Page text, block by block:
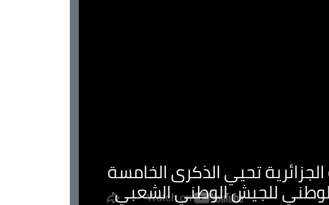
الجزائرية تحيي الذكرى الخامسة
للجيش الوطني الشعبي